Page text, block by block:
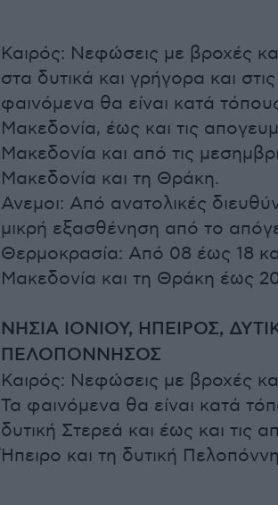
Καιρός: Νεφώσεις με βροχές
στα δυτικά και γρήγορα και
φαινόμενα θα είναι κατά
Μακεδονία, έως και τις
Μακεδονία και από τις
Μακεδονία και τη Θράκη.
Ανεμοι: Από ανατολικές
μικρή εξασθένηση από το
Θερμοκρασία: Από 08 έως 18
Μακεδονία και τη Θράκη έως
ΝΗΣΙΑ ΙΟΝΙΟΥ, ΗΠΕΙΡΟΣ,
ΠΕΛΟΠΟΝΝΗΣΟΣ
Καιρός: Νεφώσεις με βροχές
Τα φαινόμενα θα είναι κατά
δυτική Στερεά και έως και τις
Ήπειρο και τη δυτική